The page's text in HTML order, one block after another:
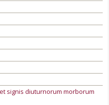
signis diuturnorum morborum